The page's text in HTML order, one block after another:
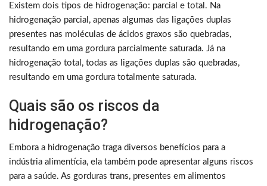
Existem dois tipos de hidrogenação: parcial e total. Na
hidrogenação parcial, apenas algumas das ligações duplas
presentes nas moléculas de ácidos graxos são quebradas,
resultando em uma gordura parcialmente saturada. Já na
hidrogenação total, todas as ligações duplas são quebradas,
resultando em uma gordura totalmente saturada.
Quais são os riscos da
hidrogenação?
Embora a hidrogenação traga diversos benefícios para a
indústria alimentícia, ela também pode apresentar alguns riscos
para a saúde. As gorduras trans, presentes em alimentos